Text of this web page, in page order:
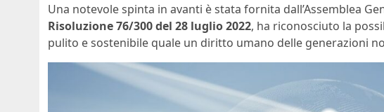
Una notevole spinta in avanti è stata fornita dall’Assemblea
Risoluzione 76/300 del 28 luglio 2022, ha riconosciuto la
pulito e sostenibile quale un diritto umano delle generazioni